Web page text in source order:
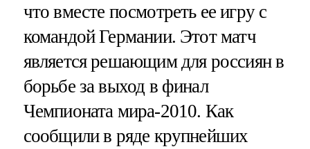
что вместе посмотреть ее игру с
командой Германии. Этот матч
является решающим для россиян в
борьбе за выход в финал
Чемпионата мира-2010. Как
сообщили в ряде крупнейших